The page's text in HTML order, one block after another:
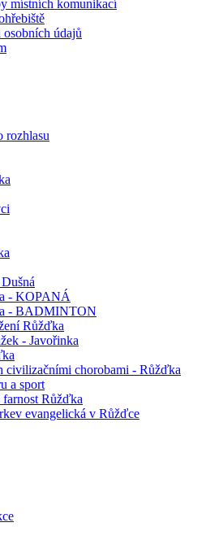
místních komunikací
údajů
rozhlasu
- KOPANÁ
- BADMINTON
Růžďka
- Javořinka
civilizačními chorobami - Růžďka
a sport
Růžďka
evangelická v Růžďce